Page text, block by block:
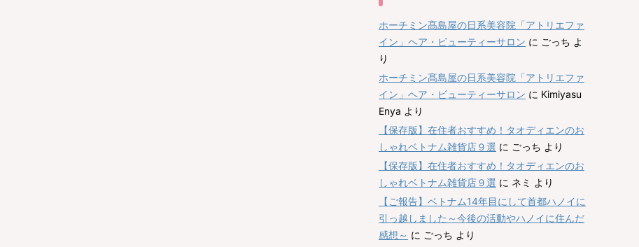
ホーチミン髙島屋の日系美容院「アトリエファ
イン」ヘア・ビューティーサロン に ごっち よ
り
ホーチミン髙島屋の日系美容院「アトリエファ
イン」ヘア・ビューティーサロン に Kimiyasu
Enya より
【保存版】在住者おすすめ！タオディエンのお
しゃれベトナム雑貨店９選 に ごっち より
【保存版】在住者おすすめ！タオディエンのお
しゃれベトナム雑貨店９選 に ネミ より
【ご報告】ベトナム14年目にして首都ハノイに
引っ越しました～今後の活動やハノイに住んだ
感想～ に ごっち より